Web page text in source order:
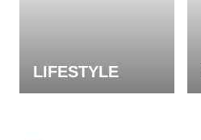
LIFESTYLE